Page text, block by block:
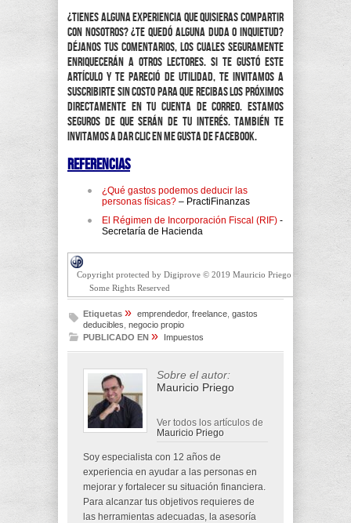
¿Tienes alguna experiencia que quisieras compartir
con nosotros? ¿Te quedó alguna duda o inquietud?
Déjanos tus comentarios, los cuales seguramente
enriquecerán a otros lectores. Si te gustó este
artículo y te pareció de utilidad, te invitamos a
suscribirte sin costo para que recibas los próximos
directamente en tu cuenta de correo. Estamos
seguros de que serán de tu interés. También te
invitamos a dar clic en Me Gusta de Facebook.
Referencias
¿Qué gastos podemos deducir las
personas físicas? – PractiFinanzas
El Régimen de Incorporación Fiscal (RIF) -
Secretaría de Hacienda
Copyright protected by Digiprove © 2019 Mauricio Priego
Some Rights Reserved
Etiquetas » emprendedor, freelance gastos
deducibles negocio propio
PUBLICADO EN » Impuestos
Sobre el autor:
Mauricio Priego
Ver todos los artículos de
Mauricio Priego
Soy especialista con 12 años de
experiencia en ayudar a las personas en
mejorar y fortalecer su situación financiera.
Para alcanzar tus objetivos requieres de
las herramientas adecuadas, la asesoría